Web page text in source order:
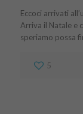
Eccoci arrivati
Arriva il Natale e
speriamo possa
5